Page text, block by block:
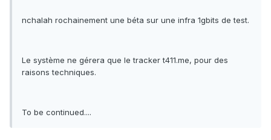
nchalah rochainement une béta sur une infra 1gbits de test.
Le système ne gérera que le tracker t411.me, pour des
raisons techniques.
To be continued....